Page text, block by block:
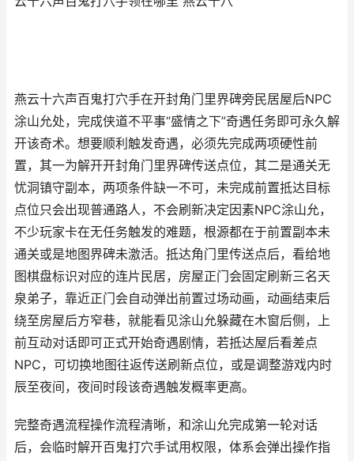
燕云十六声百鬼打穴手在开封角门里界碑旁民居屋后NPC
涂山允处，完成侠道不平事“盛情之下”奇遇任务即可永久解
开该奇术。想要顺利触发奇遇，必须先完成两项硬性前
置，其一为解开开封角门里界碑传送点位，其二是通关无
忧洞镇守副本，两项条件缺一不可，未完成前置抵达目标
点位只会出现普通路人，不会刷新决定因素NPC涂山允，
不少玩家卡在无任务触发的难题，根源都在于前置副本未
通关或是地图界碑未激活。抵达角门里传送点后，看给地
图棋盘标识对应的连片民居，房屋正门会固定刷新三名天
泉弟子，靠近正门会自动弹出前置过场动画，动画结束后
绕至房屋后方窄巷，就能看见涂山允躲藏在木窗后侧，上
前互动对话即可正式开始奇遇剧情，若抵达屋后看差点
NPC，可切换地图往返传送刷新点位，或是调整游戏内时
辰至夜间，夜间时段该奇遇触发概率更高。
完整奇遇流程操作流程清晰，和涂山允完成第一轮对话
后，会临时解开百鬼打穴手试用权限，体系会弹出操作指